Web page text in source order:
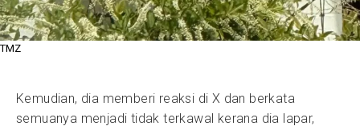
TMZ
Kemudian, dia memberi reaksi di X dan berkata
semuanya menjadi tidak terkawal kerana dia lapar,